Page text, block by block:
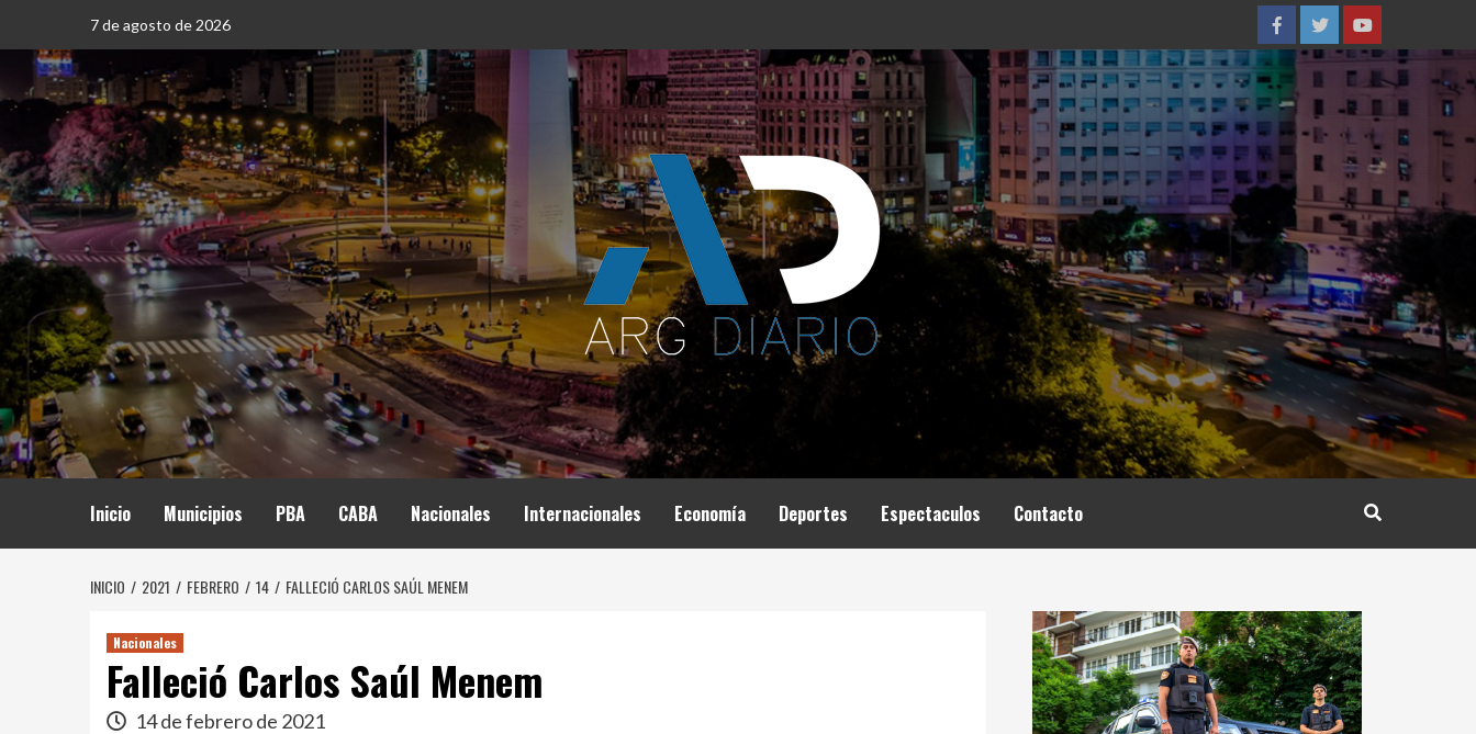
contenido
7 de agosto de 2026
FacebookTwitterYouTube
Inicio Municipios PBA CABA Nacionales Internacionales Economía Deportes Espectaculos Contacto
INICIO 2021 FEBRERO 14 FALLECIÓ CARLOS SAÚL MENEM
Nacionales
Falleció Carlos Saúl Menem
14 de febrero de 2021